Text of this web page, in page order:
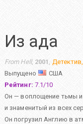
Из ада
From Hell, 2001 , Детектив
Выпущено
США
Рейтинг: 7.1/10
Он — воплощение тьмы
и знаменитый из всех
Он погрузил Англию в